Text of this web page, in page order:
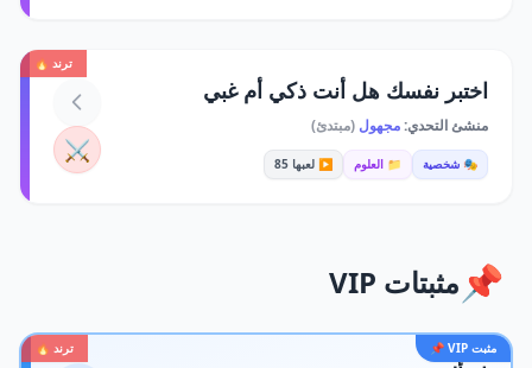
ترند 🔥
اختبر نفسك هل أنت ذكي أم غبي
منشئ التحدي:مجهول (مبتدئ)
🎭 شخصية 📁 العلوم ▶️ لعبها 85 ⚔️
📌 مثبتات VIP
مثبت VIP 📌 ترند 🔥